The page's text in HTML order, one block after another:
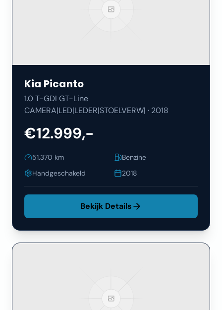
Kia Picanto
1.0 T-GDI GT-Line
CAMERA|LED|LEDER|STOELVERW| · 2018
€12.999,-
51.370 km
Benzine
Handgeschakeld
2018
Bekijk Details